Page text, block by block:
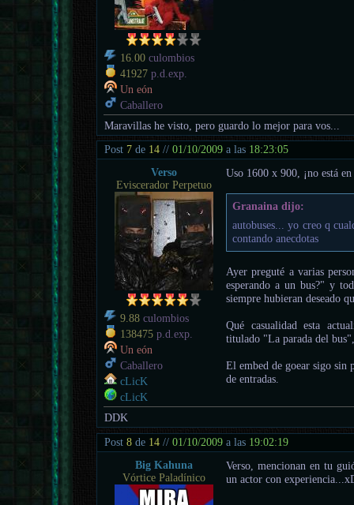
16.00 culombios
41927 p.d.exp.
Un eón
Caballero
Maravillas he visto, pero guardo lo mejor para vos...
Post 7 de 14 //01/10/2009 a las 18:23:05
Verso
Eviscerador Perpetuo
9.88 culombios
138475 p.d.exp.
Un eón
Caballero
cLicK
cLicK
Uso 1600 x 900, ¡no está
Granaina dijo:
autobuses... yo creo q
contando anecdotas
Ayer preguté a varias
esperando a un bus?" y
siempre hubieran deseado
Qué casualidad esta
titulado "La parada del
El embed de goear sigo sin
de entradas.
DDK
Post8 de 14 //01/10/2009 a las 19:02:19
Big Kahuna
Vórtice Paladínico
Verso, mencionan en tu
un actor con